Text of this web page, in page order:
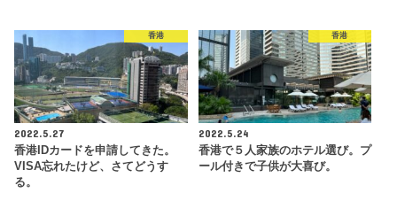
香港
2022.5.27
香港IDカードを申請してきた。
VISA忘れたけど、さてどうす
る。
香港
2022.5.24
香港で５人家族のホテル選び。プ
ール付きで子供が大喜び。